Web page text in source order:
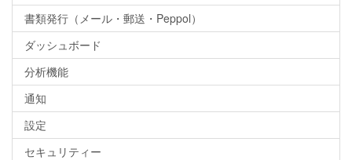
書類発行（メール・郵送・Peppol）
ダッシュボード
分析機能
通知
設定
セキュリティー